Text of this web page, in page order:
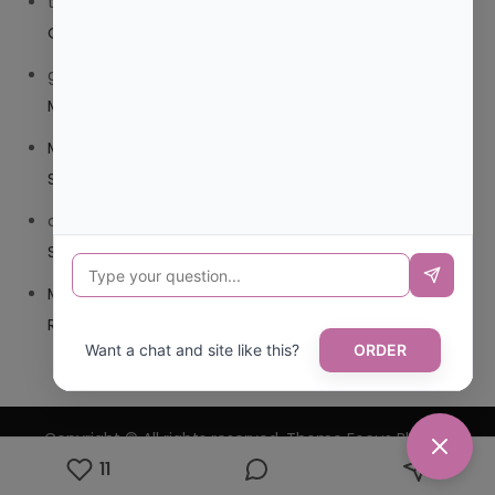
O TRIBEDOCE DX?
giovannaservin220
MUNICIPIO?
Mariana Pozo
SANITARIA CANARIA?
carmenharacil
SANITARIA CANARIA?
Mariana Pozoen¿CUAL ES CODIGO POSTAL DE
REPUBLICA DOMINICANA?
Copyright © All rights reserved. Theme Focus Blog by
Creativ Themes
11
Want a chat and site like this? ORDER